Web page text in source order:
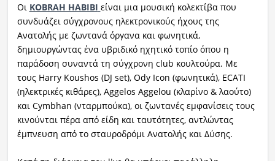
Οι KOBRAH HABIBI είναι μια μουσική κολεκτίβα που
συνδυάζει σύγχρονους ηλεκτρονικούς ήχους της
Ανατολής με ζωντανά όργανα και φωνητικά,
δημιουργώντας ένα υβριδικό ηχητικό τοπίο όπου η
παράδοση συναντά τη σύγχρονη club κουλτούρα. Με
τους Harry Koushos (DJ set), Ody Icon (φωνητικά), ECATI
(ηλεκτρικές κιθάρες), Aggelos Aggelou (κλαρίνο & λαούτο)
και Cymbhan (νταρμπούκα), οι ζωντανές εμφανίσεις τους
κινούνται πέρα από είδη και ταυτότητες, αντλώντας
έμπνευση από το σταυροδρόμι Ανατολής και Δύσης.